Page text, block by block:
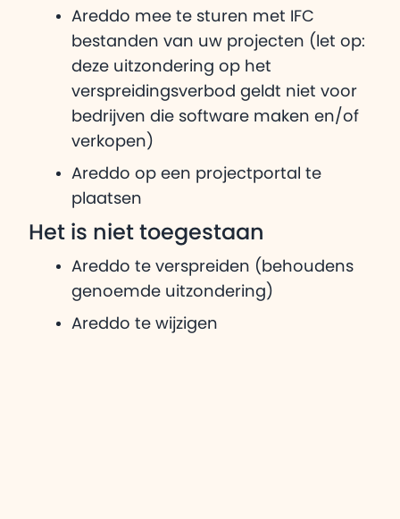
Areddo mee te sturen met IFC
bestanden van uw projecten (let op:
deze uitzondering op het
verspreidingsverbod geldt niet voor
bedrijven die software maken en/of
verkopen)
Areddo op een projectportal te
plaatsen
Het is niet toegestaan
Areddo te verspreiden (behoudens
genoemde uitzondering)
Areddo te wijzigen